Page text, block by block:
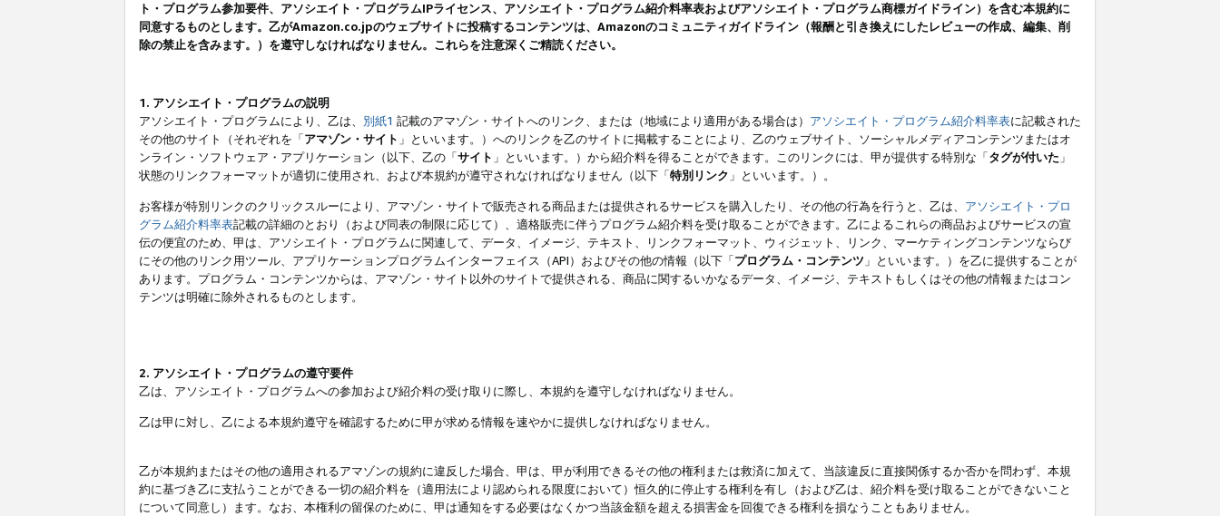
ト・プログラム参加要件、アソシエイト・プログラムIPライセンス、アソシエイト・プログラム紹介料率表およびアソシエイト・プログラム商標ガイドライン）を含む本規約に
同意するものとします。乙がAmazon.co.jpのウェブサイトに投稿するコンテンツは、Amazonのコミュニティガイドライン（報酬と引き換えにしたレビューの作成、編集、削
除の禁止を含みます。）を遵守しなければなりません。これらを注意深くご精読ください。
1. アソシエイト・プログラムの説明
アソシエイト・プログラムにより、乙は、 別紙1 記載のアマゾン・サイトへのリンク、または（地域により適用がある場合は） アソシエイト・プログラム紹介料率表に記載された
その他のサイト（それぞれを「アマゾン・サイト 」といいます。）へのリンクを乙のサイトに掲載することにより、乙のウェブサイト、ソーシャルメディアコンテンツまたはオ
ンライン・ソフトウェア・アプリケーション（以下、乙の「サイト 」といいます。）から紹介料を得ることができます。このリンクには、甲が提供する特別な「タグが付いた 」
状態のリンクフォーマットが適切に使用され、および本規約が遵守されなければなりません（以下「特別リンク 」といいます。）。
お客様が特別リンクのクリックスルーにより、アマゾン・サイトで販売される商品または提供されるサービスを購入したり、その他の行為を行うと、乙は、 アソシエイト・プロ
グラム紹介料率表記載の詳細のとおり（および同表の制限に応じて）、適格販売に伴うプログラム紹介料を受け取ることができます。乙によるこれらの商品およびサービスの宣
伝の便宜のため、甲は、アソシエイト・プログラムに関連して、データ、イメージ、テキスト、リンクフォーマット、ウィジェット、リンク、マーケティングコンテンツならび
にその他のリンク用ツール、アプリケーションプログラムインターフェイス（API）およびその他の情報（以下「プログラム・コンテンツ 」といいます。）を乙に提供することが
あります。プログラム・コンテンツからは、アマゾン・サイト以外のサイトで提供される、商品に関するいかなるデータ、イメージ、テキストもしくはその他の情報またはコン
テンツは明確に除外されるものとします。
2. アソシエイト・プログラムの遵守要件
乙は、アソシエイト・プログラムへの参加および紹介料の受け取りに際し、本規約を遵守しなければなりません。
乙は甲に対し、乙による本規約遵守を確認するために甲が求める情報を速やかに提供しなければなりません。
乙が本規約またはその他の適用されるアマゾンの規約に違反した場合、甲は、甲が利用できるその他の権利または救済に加えて、当該違反に直接関係するか否かを問わず、本規
約に基づき乙に支払うことができる一切の紹介料を（適用法により認められる限度において）恒久的に停止する権利を有し（および乙は、紹介料を受け取ることができないこと
について同意し）ます。なお、本権利の留保のために、甲は通知をする必要はなくかつ当該金額を超える損害金を回復できる権利を損なうこともありません。